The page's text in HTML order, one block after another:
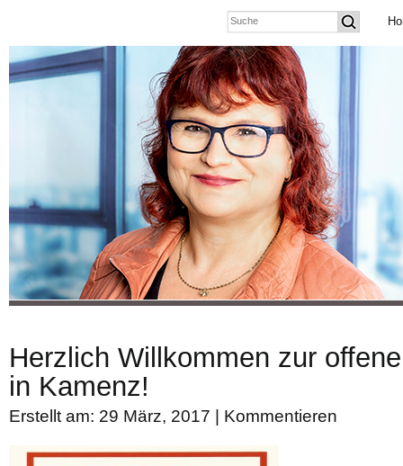
Herzlich Willkommen zur
in Kamenz!
Erstellt am: 29 März, 2017 | Kommentieren